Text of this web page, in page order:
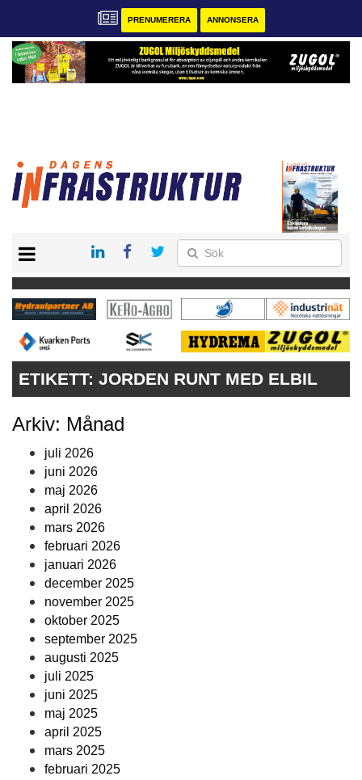
PRENUMERERA ANNONSERA
KONTAKT
VÅRA ANDRA MAGASIN
PRENUMERERA
ETIKETT: JORDEN RUNT MED ELBIL
Arkiv: Månad
juli 2026
juni 2026
maj 2026
april 2026
mars 2026
februari 2026
januari 2026
december 2025
november 2025
oktober 2025
september 2025
augusti 2025
juli 2025
juni 2025
maj 2025
april 2025
mars 2025
februari 2025